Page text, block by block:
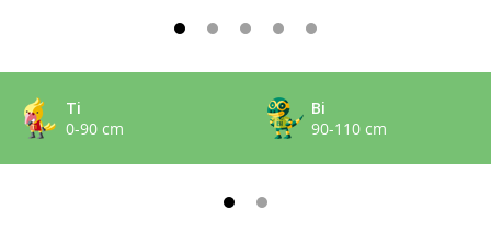
Ti
0-90 cm
Bi
90-110 cm